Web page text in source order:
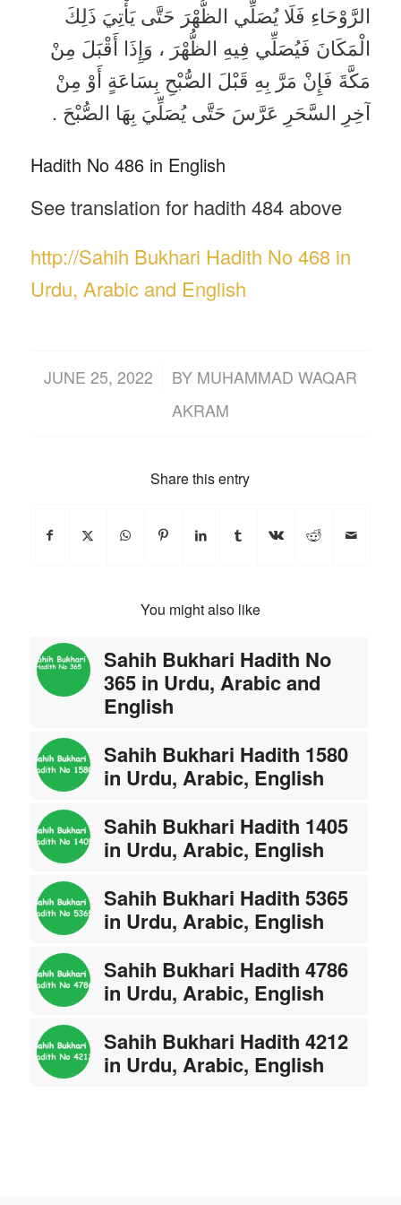
الرَّوْحَاءِ فَلَا يُصَلِّي الظُّهْرَ حَتَّى يَأْتِيَ ذَلِكَ
الْمَكَانَ فَيُصَلِّي فِيهِ الظُّهْرَ ، وَإِذَا أَقْبَلَ مِنْ
مَكَّةَ فَإِنْ مَرَّ بِهِ قَبْلَ الصُّبْحِ بِسَاعَةٍ أَوْ مِنْ
آخِرِ السَّحَرِ عَرَّسَ حَتَّى يُصَلِّيَ بِهَا الصُّبْحَ .
Hadith No 486 in English
See translation for hadith 484 above
http://Sahih Bukhari Hadith No 468 in
Urdu, Arabic and English
JUNE 25, 2022
/ BY MUHAMMAD WAQAR
AKRAM
Share this entry
You might also like
Sahih Bukhari Hadith No
365 in Urdu, Arabic and
English
Sahih Bukhari Hadith 1580
in Urdu, Arabic, English
Sahih Bukhari Hadith 1405
in Urdu, Arabic, English
Sahih Bukhari Hadith 5365
in Urdu, Arabic, English
Sahih Bukhari Hadith 4786
in Urdu, Arabic, English
Sahih Bukhari Hadith 4212
in Urdu, Arabic, English